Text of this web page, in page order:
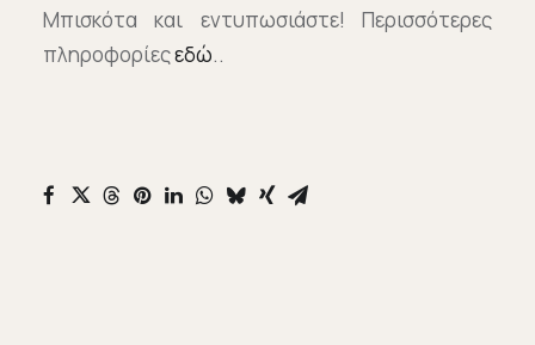
Μπισκότα και εντυπωσιάστε! Περισσότερες
πληροφορίεςεδώ..